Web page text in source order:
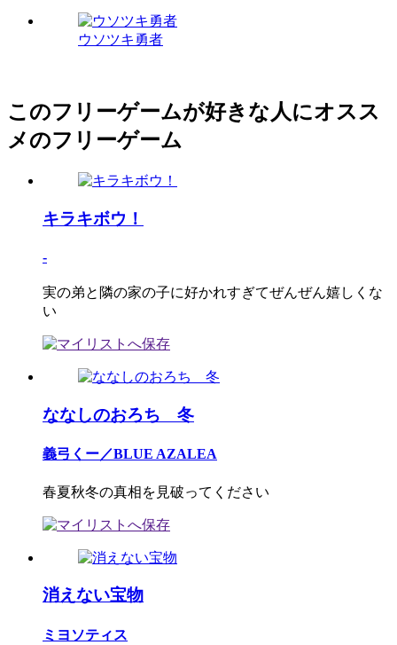
ウソツキ勇者
このフリーゲームが好きな人にオスス
メのフリーゲーム
キラキボウ！
-
実の弟と隣の家の子に好かれすぎてぜんぜん嬉しくな
い
ななしのおろち 冬
義弓くー／BLUE AZALEA
春夏秋冬の真相を見破ってください
消えない宝物
ミヨソティス